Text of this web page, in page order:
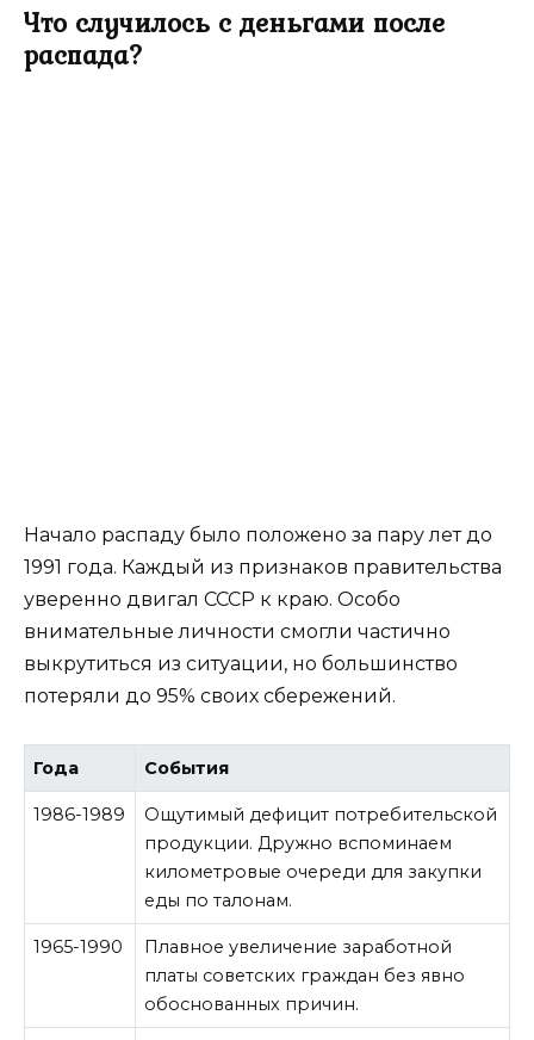
Что случилось с деньгами после
распада?
Начало распаду было положено за пару лет до
1991 года. Каждый из признаков правительства
уверенно двигал СССР к краю. Особо
внимательные личности смогли частично
выкрутиться из ситуации, но большинство
потеряли до 95% своих сбережений.
Года События
1986-1989
Ощутимый дефицит потребительской
продукции. Дружно вспоминаем
километровые очереди для закупки
еды по талонам.
1965-1990
Плавное увеличение заработной
платы советских граждан без явно
обоснованных причин.